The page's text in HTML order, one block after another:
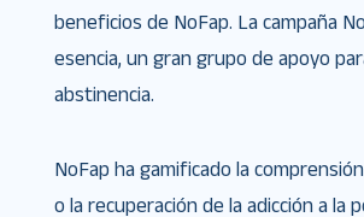
beneficios de NoFap. La campaña
esencia, un gran grupo de apoyo
abstinencia.
NoFap ha gamificado la comprensión
o la recuperación de la adicción a la